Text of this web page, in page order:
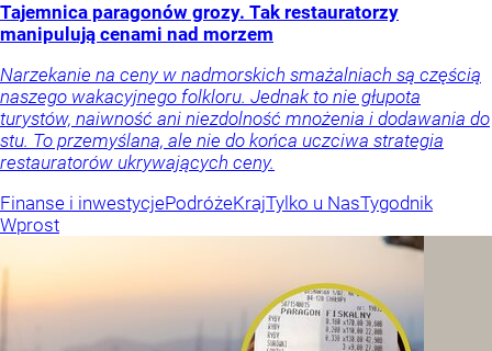
Tajemnica paragonów grozy. Tak restauratorzy
manipulują cenami nad morzem
Narzekanie na ceny w nadmorskich smażalniach są częścią
naszego wakacyjnego folkloru. Jednak to nie głupota
turystów, naiwność ani niezdolność mnożenia i dodawania do
stu. To przemyślana, ale nie do końca uczciwa strategia
restauratorów ukrywających ceny.
Finanse i inwestycjePodróżeKrajTylko u NasTygodnik
Wprost